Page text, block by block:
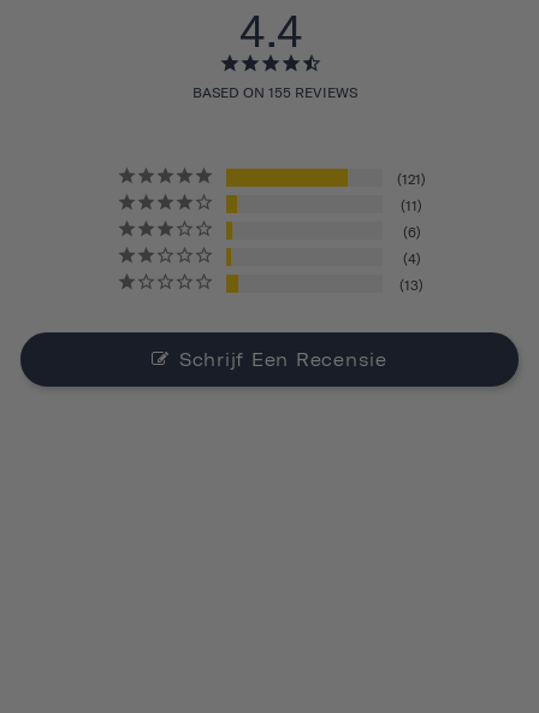
4.4
BASED ON 155 REVIEWS
121
11
6
4
13
Schrijf Een Recensie